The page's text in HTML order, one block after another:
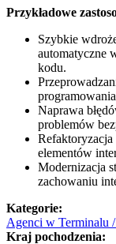
Przykładowe
Szybkie
automatyczne
kodu.
Naprawa
problemów
elementów
Modernizacja
zachowaniu
Kategorie:
Agenci w Terminalu
Kraj pochodzenia: